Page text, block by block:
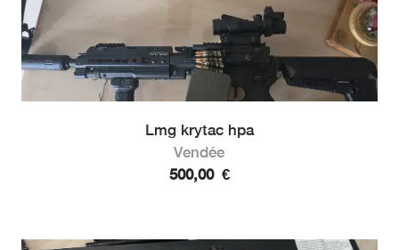
Lmg krytac hpa
Vendée
500,00 €